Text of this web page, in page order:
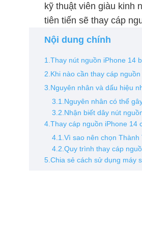
kỹ thuật viên giàu kinh
tiên tiến sẽ thay cáp
Nội dung chính
1.Thay nút nguồn iPhone 14
2.Khi nào cần thay cáp
3.Nguyên nhân và dấu hiệu
3.1.Nguyên nhân có thể
3.2.Nhận biết dây nút
4.Thay cáp nguồn iPhone 14
4.1.Vì sao nên chọn
4.2.Quy trình thay cáp
5.Chia sẻ cách sử dụng máy